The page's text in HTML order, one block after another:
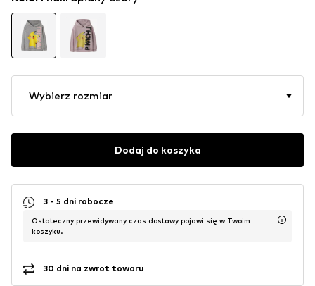
Wybierz rozmiar
Dodaj do koszyka
3 - 5 dni robocze
Ostateczny przewidywany czas dostawy pojawi się w Twoim
koszyku.
30 dni na zwrot towaru